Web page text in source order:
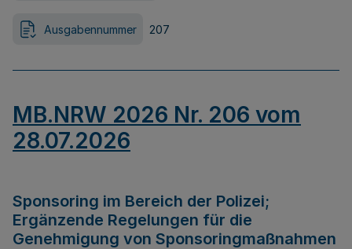
Ausgabennummer 207
MB.NRW 2026 Nr. 206 vom
28.07.2026
Sponsoring im Bereich der Polizei;
Ergänzende Regelungen für die
Genehmigung von Sponsoringmaßnahmen